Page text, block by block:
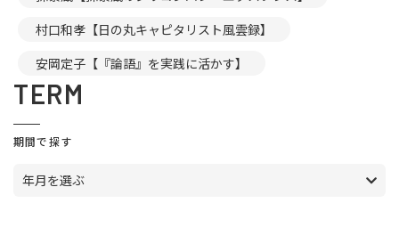
村口和孝【日の丸キャピタリスト風雲録】
安岡定子【『論語』を実践に活かす】
TERM
期間で探す
年月を選ぶ